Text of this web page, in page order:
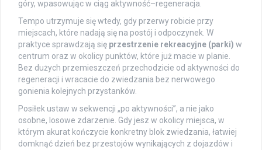
góry, wpasowując w ciąg aktywność–regeneracja.
Tempo utrzymuje się wtedy, gdy przerwy robicie przy
miejscach, które nadają się na postój i odpoczynek. W
praktyce sprawdzają się przestrzenie rekreacyjne (parki) w
centrum oraz w okolicy punktów, które już macie w planie.
Bez dużych przemieszczeń przechodzicie od aktywności do
regeneracji i wracacie do zwiedzania bez nerwowego
gonienia kolejnych przystanków.
Posiłek ustaw w sekwencji „po aktywności”, a nie jako
osobne, losowe zdarzenie. Gdy jesz w okolicy miejsca, w
którym akurat kończycie konkretny blok zwiedzania, łatwiej
domknąć dzień bez przestojów wynikających z dojazdów i